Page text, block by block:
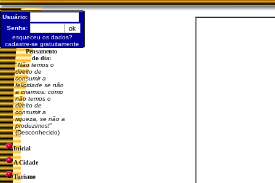
Usuário:
Senha:
esqueceu os dados?
cadastre-se gratuitamente
Pensamento
do dia:
"Não temos o
direito de
consumir a
felicidade se não
a criarmos: como
não temos o
direito de
consumir a
riqueza, se não a
produzimos!"
(Desconhecido)
Inicial
A Cidade
Turismo